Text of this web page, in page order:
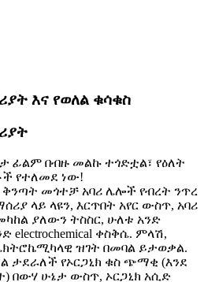
እና የወለል ቁሳቁስ
ፊልም በብዙ መልኩ ተጎድቷል፣ የዕለት
የተለመደ ነው!
መጎተቻ አባሪ ሌሎች የብረት ንጥረ
ላይ ላዩን, እርጥበት አየር ውስጥ, አባሪ
ያለውን ትስስር, ሁለቱ አንድ
electrochemical ቀስቅሴ. ምላሽ,
ዝገት በመባል ይታወቃል.
ታደራለች የኦርጋኒክ ቁስ ጭማቂ (እንደ
በውሃ ሁኔታ ውስጥ, ኦርጋኒክ አሲድ